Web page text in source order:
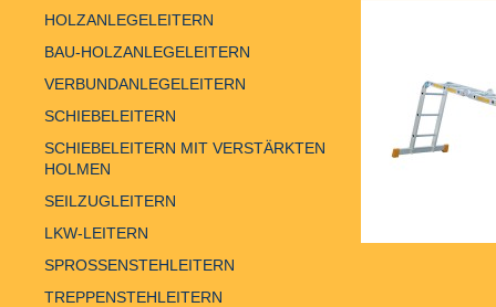
HOLZANLEGELEITERN
BAU-HOLZANLEGELEITERN
VERBUNDANLEGELEITERN
SCHIEBELEITERN
SCHIEBELEITERN MIT VERSTÄRKTEN
HOLMEN
SEILZUGLEITERN
LKW-LEITERN
SPROSSENSTEHLEITERN
TREPPENSTEHLEITERN